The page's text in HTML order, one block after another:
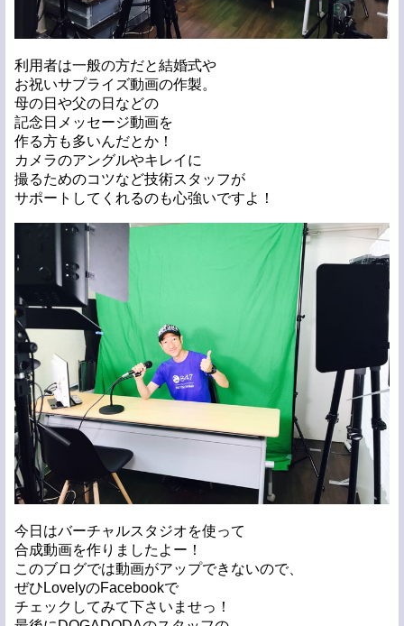
利用者は一般の方だと結婚式や
お祝いサプライズ動画の作製。
母の日や父の日などの
記念日メッセージ動画を
作る方も多いんだとか！
カメラのアングルやキレイに
撮るためのコツなど技術スタッフが
サポートしてくれるのも心強いですよ！
今日はバーチャルスタジオを使って
合成動画を作りましたよー！
このブログでは動画がアップできないので、
ぜひLovelyのFacebookで
チェックしてみて下さいませっ！